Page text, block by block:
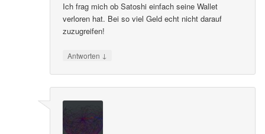
Ich frag mich ob Satoshi einfach seine Wallet
verloren hat. Bei so viel Geld echt nicht darauf
zuzugreifen!
Antworten ↓